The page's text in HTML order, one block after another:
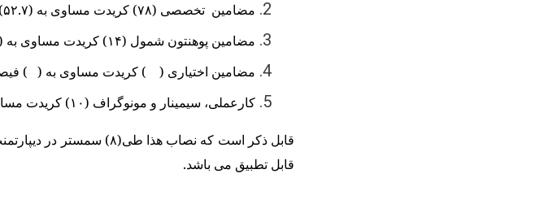
مضامین تخصصی (۷۸) کریدت مساوی به (۵۲.۷) فیصد
مضامین پوهنتون شمول (۱۴) کریدت مساوی به (۱۰) فیصد
مضامین اختیاری ( ) کریدت مساوی به ( )
کارعملی، سیمینار و مونوگراف (۱۰) کریدت مساوی به (۷) فیصد
قابل تطبیق می باشد.